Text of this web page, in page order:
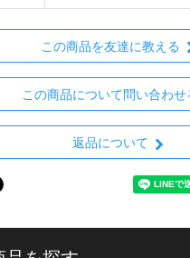
この商品を友達に教える
この商品について問い合わせ
返品について